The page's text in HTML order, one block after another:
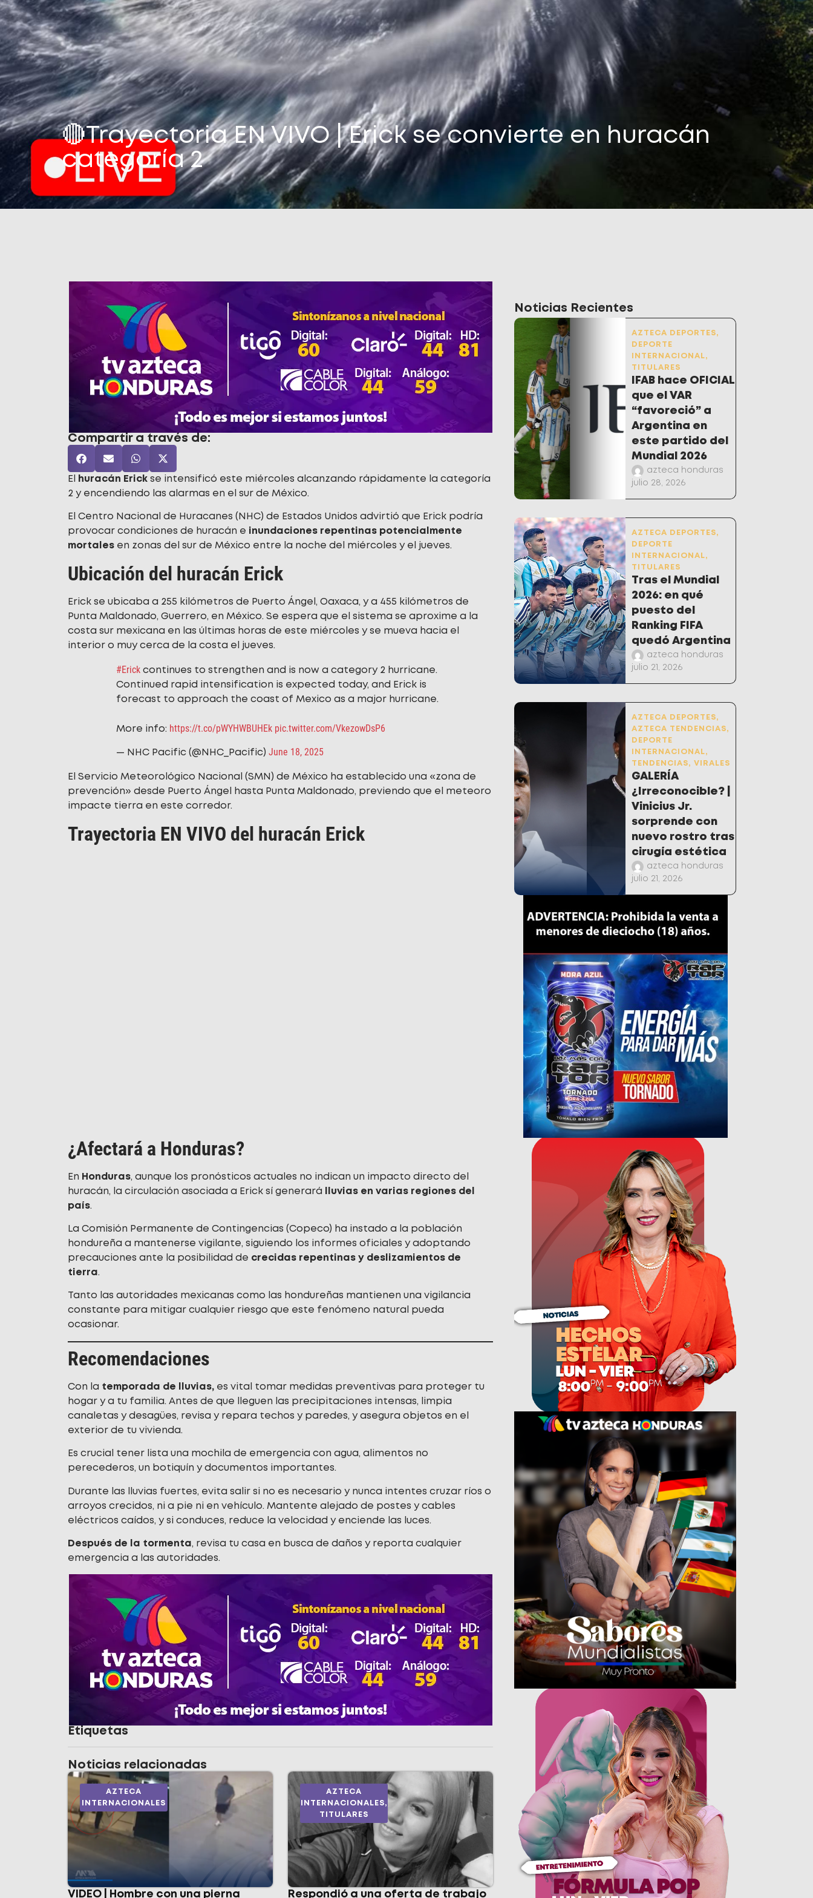
🔴Trayectoria EN VIVO | Erick se convierte en huracán
categoría 2
Compartir a través de:
El huracán Erick se intensificó este miércoles alcanzando rápidamente la categoría
2 y encendiendo las alarmas en el sur de México.
El Centro Nacional de Huracanes (NHC) de Estados Unidos advirtió que Erick podría
provocar condiciones de huracán e inundaciones repentinas potencialmente
mortales en zonas del sur de México entre la noche del miércoles y el jueves.
Ubicación del huracán Erick
Erick se ubicaba a 255 kilómetros de Puerto Ángel, Oaxaca, y a 455 kilómetros de
Punta Maldonado, Guerrero, en México. Se espera que el sistema se aproxime a la
costa sur mexicana en las últimas horas de este miércoles y se mueva hacia el
interior o muy cerca de la costa el jueves.
#Erick continues to strengthen and is now a category 2 hurricane.
Continued rapid intensification is expected today, and Erick is
forecast to approach the coast of Mexico as a major hurricane.
More info: https://t.co/pWYHWBUHEk pic.twitter.com/VkezowDsP6
— NHC Pacific (@NHC_Pacific) June 18, 2025
El Servicio Meteorológico Nacional (SMN) de México ha establecido una «zona de
prevención» desde Puerto Ángel hasta Punta Maldonado, previendo que el meteoro
impacte tierra en este corredor.
Trayectoria EN VIVO del huracán Erick
¿Afectará a Honduras?
En Honduras, aunque los pronósticos actuales no indican un impacto directo del
huracán, la circulación asociada a Erick sí generará
lluvias en varias regiones del
país.
La Comisión Permanente de Contingencias (Copeco) ha instado a la población
hondureña a mantenerse vigilante, siguiendo los informes oficiales y adoptando
precauciones ante la posibilidad de crecidas repentinas y deslizamientos de
tierra.
Tanto las autoridades mexicanas como las hondureñas mantienen una vigilancia
constante para mitigar cualquier riesgo que este fenómeno natural pueda
ocasionar.
Recomendaciones
Con la temporada de lluvias, es vital tomar medidas preventivas para proteger tu
hogar y a tu familia. Antes de que lleguen las precipitaciones intensas, limpia
canaletas y desagües, revisa y repara techos y paredes, y asegura objetos en el
exterior de tu vivienda.
Es crucial tener lista una mochila de emergencia con agua, alimentos no
perecederos, un botiquín y documentos importantes.
Durante las lluvias fuertes, evita salir si no es necesario y nunca intentes cruzar ríos o
arroyos crecidos, ni a pie ni en vehículo. Mantente alejado de postes y cables
eléctricos caídos, y si conduces, reduce la velocidad y enciende las luces.
Después de la tormenta, revisa tu casa en busca de daños y reporta cualquier
emergencia a las autoridades.
Etiquetas
Noticias relacionadas
AZTECA
INTERNACIONALES
VIDEO | Hombre con una pierna
AZTECA
INTERNACIONALES,
TITULARES
Respondió a una oferta de trabajo
Noticias Recientes
AZTECA DEPORTES,
DEPORTE
INTERNACIONAL,
TITULARES
IFAB hace OFICIAL
que el VAR
“favoreció” a
Argentina en
este partido del
Mundial 2026
azteca honduras
julio 28, 2026
AZTECA DEPORTES,
DEPORTE
INTERNACIONAL,
TITULARES
Tras el Mundial
2026: en qué
puesto del
Ranking FIFA
quedó Argentina
azteca honduras
julio 21, 2026
AZTECA DEPORTES,
AZTECA TENDENCIAS,
DEPORTE
INTERNACIONAL,
TENDENCIAS, VIRALES
GALERÍA
¿Irreconocible? |
Vinicius Jr.
sorprende con
nuevo rostro tras
cirugía estética
azteca honduras
julio 21, 2026